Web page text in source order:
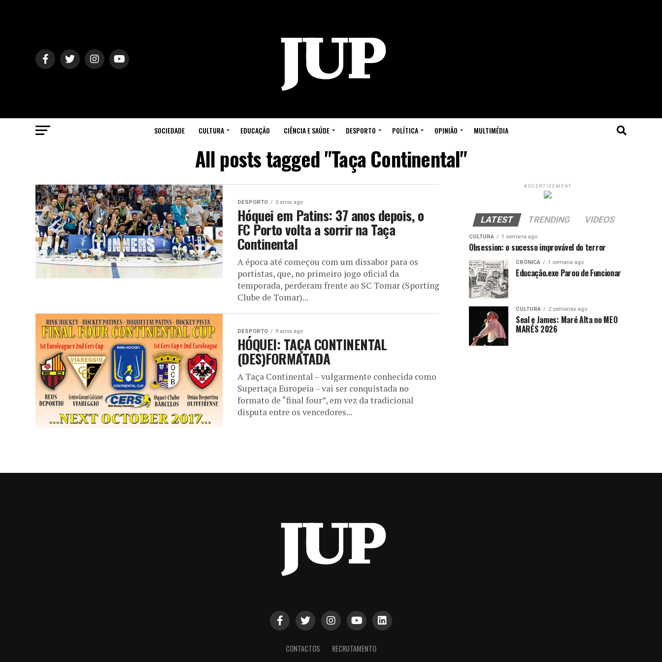
SOCIEDADE CULTURA EDUCAÇÃO CIÊNCIA E SAÚDE DESPORTO POLÍTICA OPINIÃO MULTIMÉDIA
All posts tagged "Taça Continental"
DESPORTO 3 anos ago
Hóquei em Patins: 37 anos depois, o
FC Porto volta a sorrir na Taça
Continental
A época até começou com um dissabor para os
portistas, que, no primeiro jogo oficial da
temporada, perderam frente ao SC Tomar (Sporting
Clube de Tomar)...
DESPORTO 9 anos ago
HÓQUEI: TAÇA CONTINENTAL
(DES)FORMATADA
A Taça Continental – vulgarmente conhecida como
Supertaça Europeia – vai ser conquistada no
formato de “final four”, em vez da tradicional
disputa entre os vencedores...
ADVERTISEMENT
LATEST TRENDING VIDEOS
CULTURA 1 semana ago
Obsession: o sucesso improvável do terror
CRÓNICA 1 semana ago
Educação.exe Parou de Funcionar
CULTURA 2 semanas ago
Seal e James: Maré Alta no MEO
MARÉS 2026
CONTACTOS RECRUTAMENTO